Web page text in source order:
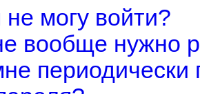
могу войти?
вообще нужно
периодически